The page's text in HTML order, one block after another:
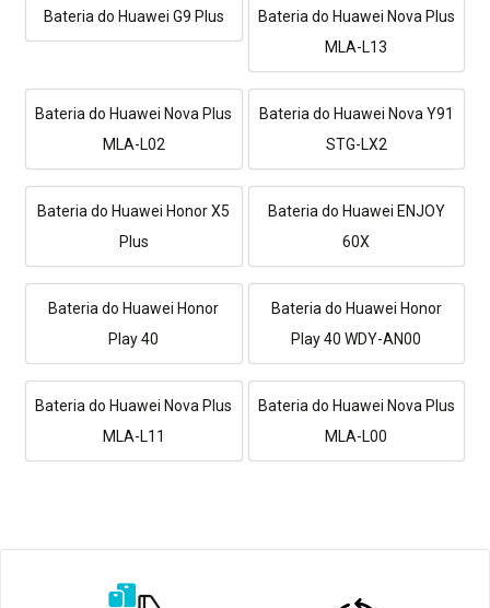
Bateria do Huawei G9 Plus
Bateria do Huawei Nova Plus
MLA-L13
Bateria do Huawei Nova Plus
MLA-L02
Bateria do Huawei Nova Y91
STG-LX2
Bateria do Huawei Honor X5
Plus
Bateria do Huawei ENJOY
60X
Bateria do Huawei Honor
Play 40
Bateria do Huawei Honor
Play 40 WDY-AN00
Bateria do Huawei Nova Plus
MLA-L11
Bateria do Huawei Nova Plus
MLA-L00